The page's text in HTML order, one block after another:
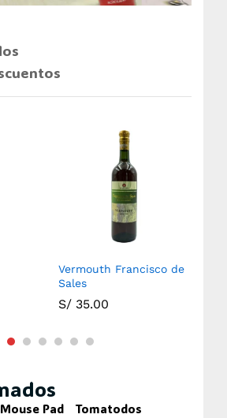
Vermouth Francisco de
Sales
S/ 35.00
Mouse Pad
Tomatodos